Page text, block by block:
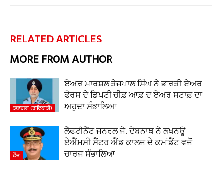
RELATED ARTICLES
MORE FROM AUTHOR
ਤਬਾਦਲਾ (ਤਾਇਨਾਤੀ)
ਏਅਰ ਮਾਰਸ਼ਲ ਤੇਜਪਾਲ ਸਿੰਘ ਨੇ ਭਾਰਤੀ ਏਅਰ
ਫੋਰਸ ਦੇ ਡਿਪਟੀ ਚੀਫ਼ ਆਫ਼ ਦ ਏਅਰ ਸਟਾਫ਼ ਦਾ
ਅਹੁਦਾ ਸੰਭਾਲਿਆ
ਫੌਜ
ਲੈਫਟੀਨੈਂਟ ਜਨਰਲ ਜੇ. ਦੇਬਨਾਥ ਨੇ ਲਖਨਊ
ਏਐੱਮਸੀ ਸੈਂਟਰ ਐਂਡ ਕਾਲਜ ਦੇ ਕਮਾਂਡੈਂਟ ਵਜੋਂ
ਚਾਰਜ ਸੰਭਾਲਿਆ